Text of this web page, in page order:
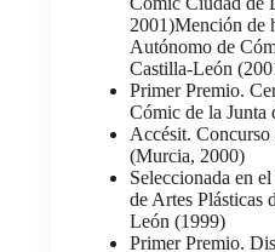
2001)Mención de
Autónomo de
Castilla-León
Primer Premio.
Cómic de la Junta
Accésit.
(Murcia, 2000)
Seleccionada en
de Artes Plásticas
León (1999)
Primer Premio.